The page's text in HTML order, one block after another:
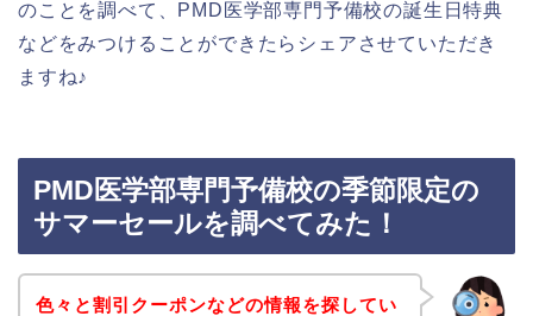
のことを調べて、PMD医学部専門予備校の誕生日特典
などをみつけることができたらシェアさせていただき
ますね♪
PMD医学部専門予備校の季節限定の
サマーセールを調べてみた！
色々と割引クーポンなどの情報を探してい